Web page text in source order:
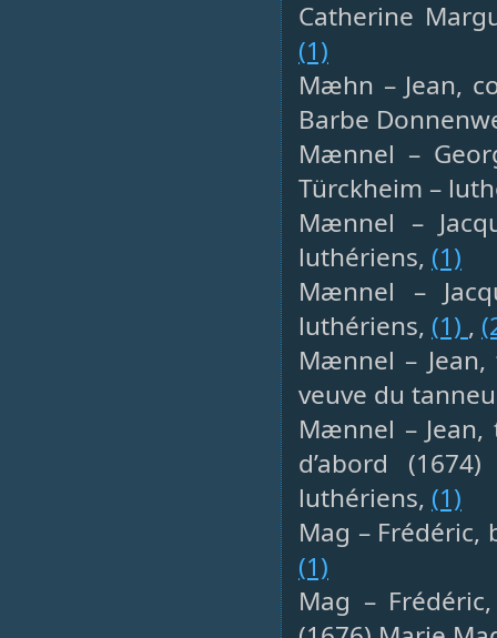
Catherine
(1)
Mæhn – Jean,
Barbe
Mænnel –
Türckheim –
Mænnel –
luthériens, (1)
Mænnel –
luthériens, (1) ,
Mænnel – Jean,
veuve du
Mænnel – Jean,
d’abord
luthériens, (1)
Mag – Frédéric,
(1)
Mag –